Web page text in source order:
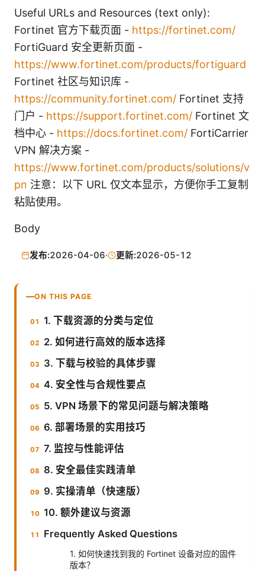
Useful URLs and Resources (text only):
Fortinet 官方下载页面 - https://fortinet.com/
FortiGuard 安全更新页面 -
https://www.fortinet.com/products/fortiguard
Fortinet 社区与知识库 -
https://community.fortinet.com/ Fortinet 支持
门户 - https://support.fortinet.com/ Fortinet 文
档中心 - https://docs.fortinet.com/ FortiCarrier
VPN 解决方案 -
https://www.fortinet.com/products/solutions/v
pn 注意：以下 URL 仅文本显示，方便你手工复制
粘贴使用。
Body
发布:2026-04-06· 更新:2026-05-12
ON THIS PAGE
1. 下载资源的分类与定位
2. 如何进行高效的版本选择
3. 下载与校验的具体步骤
4. 安全性与合规性要点
5. VPN 场景下的常见问题与解决策略
6. 部署场景的实用技巧
7. 监控与性能评估
8. 安全最佳实践清单
9. 实操清单（快速版）
10. 额外建议与资源
Frequently Asked Questions
1. 如何快速找到我的 Fortinet 设备对应的固件
版本？